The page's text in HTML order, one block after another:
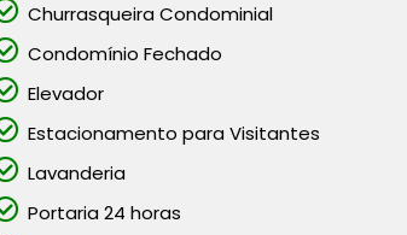
Churrasqueira Condominial
Condomínio Fechado
Elevador
Estacionamento para Visitantes
Lavanderia
Portaria 24 horas